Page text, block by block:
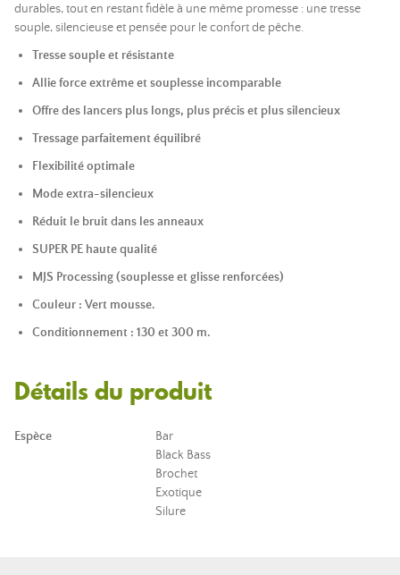
durables, tout en restant fidèle à une même promesse : une tresse
souple, silencieuse et pensée pour le confort de pêche.
Tresse souple et résistante
Allie force extrême et souplesse incomparable
Offre des lancers plus longs, plus précis et plus silencieux
Tressage parfaitement équilibré
Flexibilité optimale
Mode extra-silencieux
Réduit le bruit dans les anneaux
SUPER PE haute qualité
MJS Processing (souplesse et glisse renforcées)
Couleur : Vert mousse.
Conditionnement : 130 et 300 m.
Détails du produit
Espèce
Bar
Black Bass
Brochet
Exotique
Silure